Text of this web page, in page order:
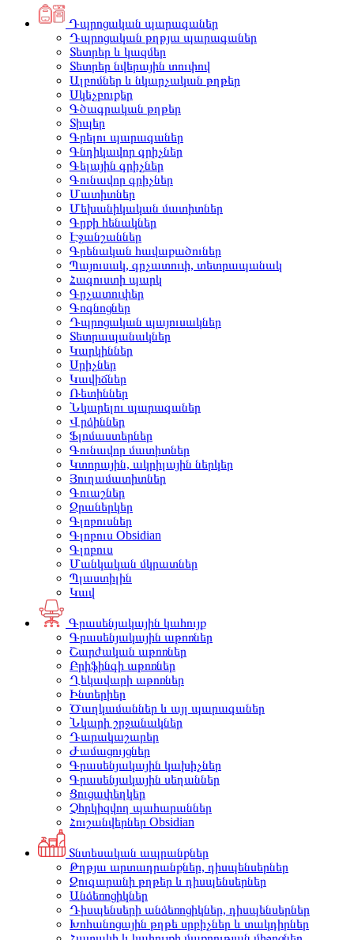
Դպրոցական պարագաներ
Դպրոցական թղթյա պարագաներ
Տետրեր և կազմեր
Տետրեր նվերային տուփով
Ալբոմներ և նկարչական թղթեր
Սկեչբուքեր
Գծագրական թղթեր
Տիպեր
Գրելու պարագաներ
Գնդիկավոր գրիչներ
Գելային գրիչներ
Գունավոր գրիչներ
Մատիտներ
Մեխանիկական մատիտներ
Գրքի հենակներ
Էջանշաններ
Գրենական հավաքածուներ
Պայուսակ, գրչատուփ, տետրապանակ
Հագուստի պարկ
Գրչատուփեր
Գոգնոցներ
Դպրոցական պայուսակներ
Տետրապանակներ
Կարկիններ
Սրիչներ
Կավիճներ
Ռետիններ
Նկարելու պարագաներ
Վրձիններ
Ֆլոմաստերներ
Գունավոր մատիտներ
Կտորային, ակրիլային ներկեր
Յուղամատիտներ
Գուաշներ
Ջրաներկեր
Գլոբուսներ
Գլոբուս Obsidian
Գլոբուս
Մանկական մկրատներ
Պլաստիլին
Կավ
Գրասենյակային կահույք
Գրասենյակային աթոռներ
Շարժական աթոռներ
Բրիֆինգի աթոռներ
Ղեկավարի աթոռներ
Ինտերիեր
Ծաղկամաններ և այլ պարագաներ
Նկարի շրջանակներ
Դարակաշարեր
Ժամացույցներ
Գրասենյակային կախիչներ
Գրասենյակային սեղաններ
Ցուցափեղկեր
Չհրկիզվող պահարաններ
Հուշանվերներ Obsidian
Տնտեսական ապրանքներ
Թղթյա արտադրանքներ, դիսպենսերներ
Զուգարանի թղթեր և դիսպենսերներ
Անձեռոցիկներ
Դիսպենսերի անձեռոցիկներ, դիսպենսերներ
Խոհանոցային թղթե սրբիչներ և տակդիրներ